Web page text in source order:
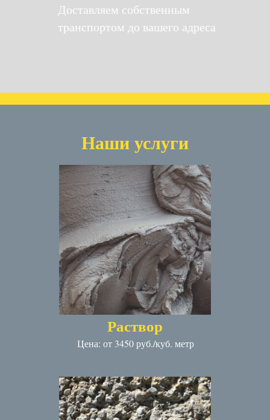
Доставляем собственным
транспортом до вашего адреса
Наши услуги
Раствор
Цена: от 3450 руб./куб. метр